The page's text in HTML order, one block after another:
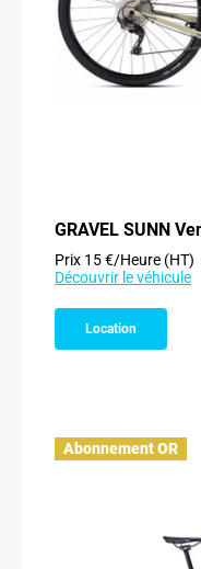
GRAVEL SUNN
Prix 15 €/Heure (HT)
Découvrir le véhicule
Location
Abonnement OR